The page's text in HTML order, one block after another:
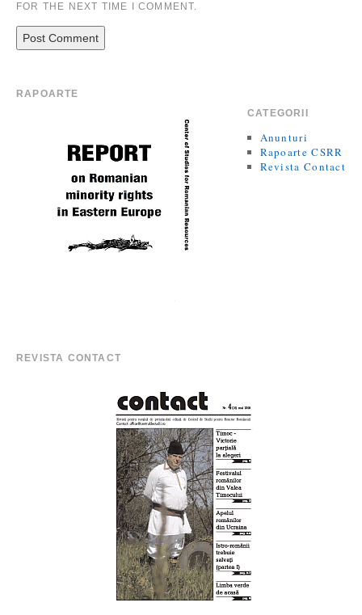
FOR THE NEXT TIME I COMMENT.
CATEGORII
Anunturi
Rapoarte CSRR
Revista Contact
RAPOARTE
REVISTA CONTACT